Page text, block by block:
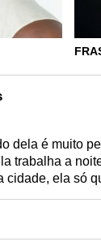
dela é muito
trabalha a
cidade, ela só